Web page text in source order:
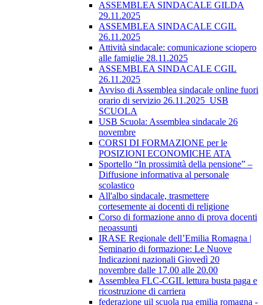
ASSEMBLEA SINDACALE GILDA
29.11.2025
ASSEMBLEA SINDACALE CGIL
26.11.2025
Attività sindacale: comunicazione sciopero
alle famiglie 28.11.2025
ASSEMBLEA SINDACALE CGIL
26.11.2025
Avviso di Assemblea sindacale online fuori
orario di servizio 26.11.2025_USB
SCUOLA
USB Scuola: Assemblea sindacale 26
novembre
CORSI DI FORMAZIONE per le
POSIZIONI ECONOMICHE ATA
Sportello “In prossimità della pensione” –
Diffusione informativa al personale
scolastico
All'albo sindacale, trasmettere
cortesemente ai docenti di religione
Corso di formazione anno di prova docenti
neoassunti
IRASE Regionale dell’Emilia Romagna |
Seminario di formazione: Le Nuove
Indicazioni nazionali Giovedì 20
novembre dalle 17.00 alle 20.00
Assemblea FLC-CGIL lettura busta paga e
ricostruzione di carriera
federazione uil scuola rua emilia romagna -